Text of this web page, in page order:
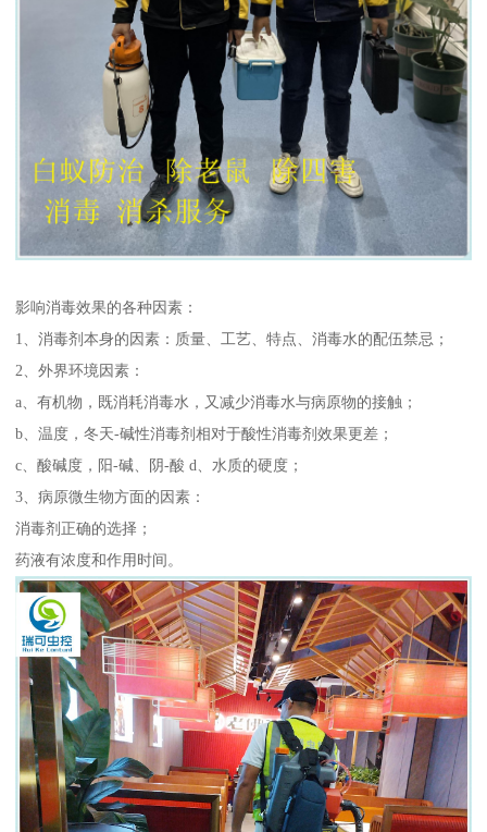
影响消毒效果的各种因素：
1、消毒剂本身的因素：质量、工艺、特点、消毒水的配伍禁忌；
2、外界环境因素：
a、有机物，既消耗消毒水，又减少消毒水与病原物的接触；
b、温度，冬天-碱性消毒剂相对于酸性消毒剂效果更差；
c、酸碱度，阳-碱、阴-酸 d、水质的硬度；
3、病原微生物方面的因素：
消毒剂正确的选择；
药液有浓度和作用时间。